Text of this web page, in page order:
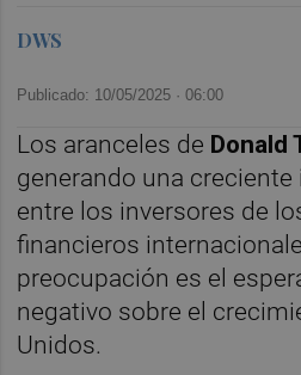
DWS
Publicado: 10/05/2025 ·06:00
Los aranceles de Donald
generando una
entre los inversores de
financieros
preocupación es el
negativo sobre el
Unidos.